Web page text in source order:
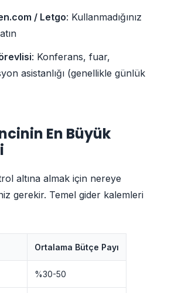
/ Letgo: Kullanmadığınız
: Konferans, fuar,
asistanlığı (genellikle günlük
En Büyük
altına almak için nereye
gerekir. Temel gider kalemleri
Ortalama Bütçe Payı
%30-50